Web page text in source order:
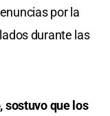
por la
durante las
sostuvo que los